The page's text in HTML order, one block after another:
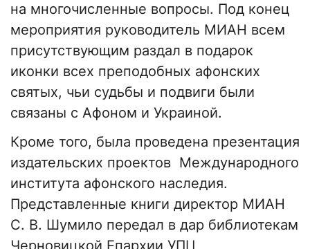
на многочисленные вопросы. Под конец
мероприятия руководитель МИАН всем
присутствующим раздал в подарок
иконки всех преподобных афонских
святых, чьи судьбы и подвиги были
связаны с Афоном и Украиной.
Кроме того, была проведена презентация
издательских проектов Международного
института афонского наследия.
Представленные книги директор МИАН
С. В. Шумило передал в дар библиотекам